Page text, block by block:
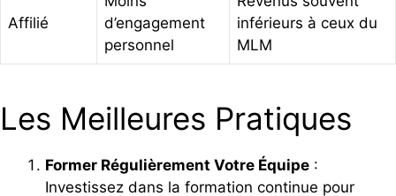
Affilié
d’engagement
personnel
inférieurs à ceux du
MLM
Les Meilleures Pratiques
Former Régulièrement Votre Équipe :
Investissez dans la formation continue pour